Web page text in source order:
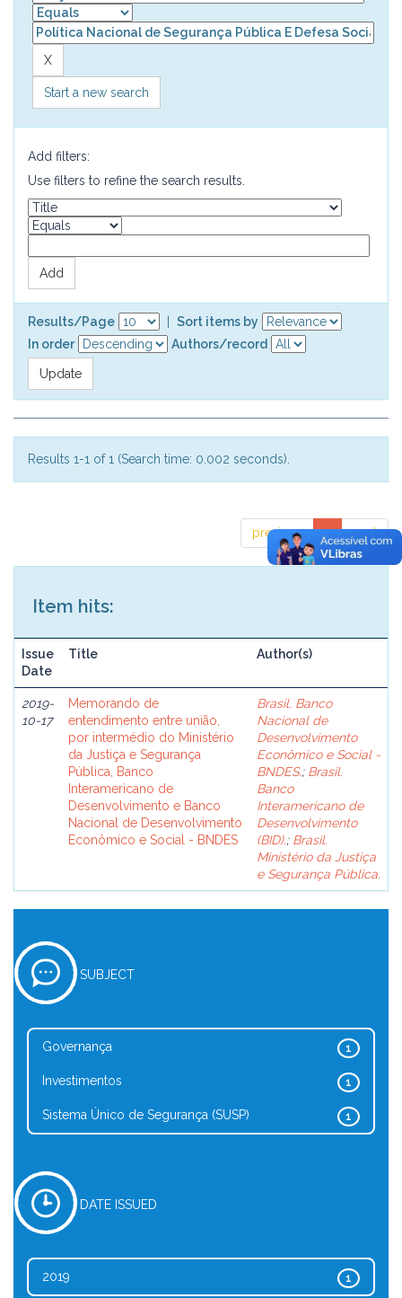
Start a new search
Add filters:
Use filters to refine the search results.
Results/Page
Sort items by
In order
Authors/record
Results 1-1 of 1 (Search time: 0.002 seconds).
previous 1 next
Item hits:
Issue
Date
Title Author(s)
2019-
10-17
Memorando de
entendimento entre união,
por intermédio do Ministério
da Justiça e Segurança
Pública, Banco
Interamericano de
Desenvolvimento e Banco
Nacional de Desenvolvimento
Econômico e Social - BNDES
Brasil. Banco
Nacional de
Desenvolvimento
Econômico e Social -
BNDES.; Brasil.
Banco
Interamericano de
Desenvolvimento
(BID).; Brasil.
Ministério da Justiça
e Segurança Pública.
SUBJECT
1
Governança
1
Investimentos
1
Sistema Único de Segurança (SUSP)
DATE ISSUED
1
2019